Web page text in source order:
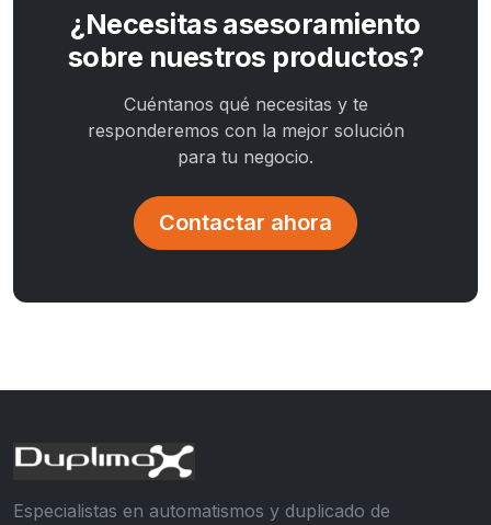
¿Necesitas asesoramiento
sobre nuestros productos?
Cuéntanos qué necesitas y te
responderemos con la mejor solución
para tu negocio.
Contactar ahora
Especialistas en automatismos y duplicado de